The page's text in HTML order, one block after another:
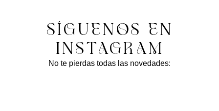
SÍGUENOS EN
INSTAGRAM
No te pierdas todas las novedades: